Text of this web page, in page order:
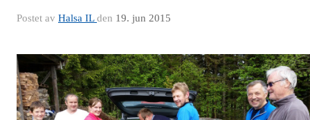
Postet av Halsa ILden 19. jun 2015